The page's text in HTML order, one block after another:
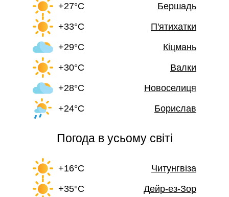
+27°C
Бершадь
+33°C
П'ятихатки
+29°C
Кіцмань
+30°C
Валки
+28°C
Новоселиця
+24°C
Борислав
Погода в усьому світі
+16°C
Читунгвіза
+35°C
Дейр-ез-Зор